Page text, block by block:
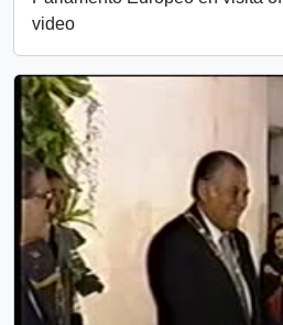
video